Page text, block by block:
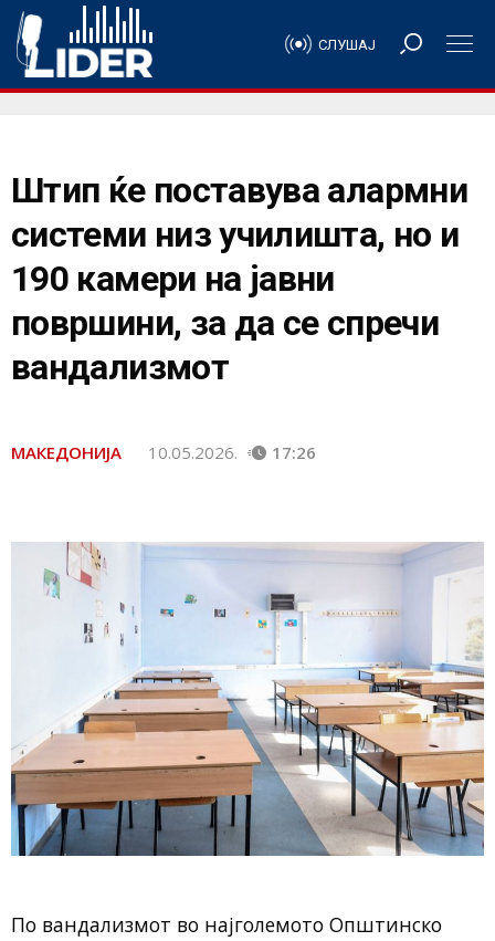
СЛУШАЈ
Штип ќе поставува алармни
системи низ училишта, но и
190 камери на јавни
површини, за да се спречи
вандализмот
МАКЕДОНИЈА 10.05.2026. 17:26
По вандализмот во најголемото Општинско